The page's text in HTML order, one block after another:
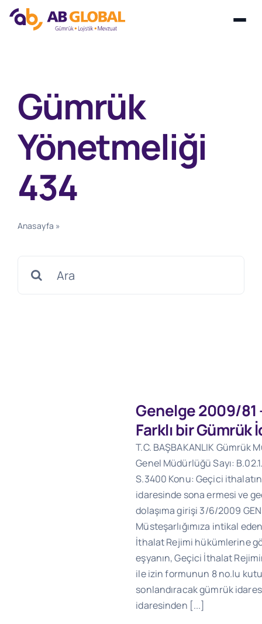
Gümrük
Yönetmeliği
434
Anasayfa »
Genelge 2009/81
Farklı bir Gümrük
T.C. BAŞBAKANLIK Gümrük
Genel Müdürlüğü Sayı:
S.3400 Konu: Geçici
idaresinde sona ermesi ve
dolaşıma girişi 3/6/2009
Müsteşarlığımıza intikal
İthalat Rejimi hükümlerine
eşyanın, Geçici İthalat
ile izin formunun 8 no.lu
sonlandıracak gümrük
idaresinden [...]